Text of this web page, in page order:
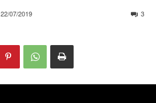
22/07/2019 3